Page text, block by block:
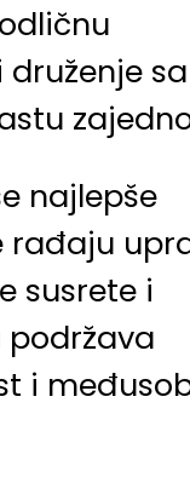
sa
najlepše
rađaju
susrete i
podržava
i